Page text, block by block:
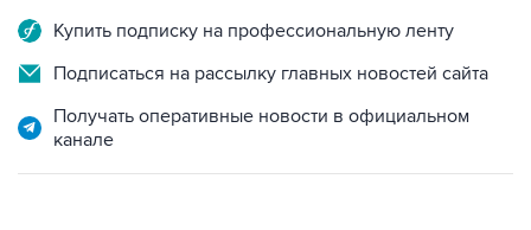
Купить подписку на профессиональную ленту
Подписаться на рассылку главных новостей сайта
Получать оперативные новости в официальном
канале